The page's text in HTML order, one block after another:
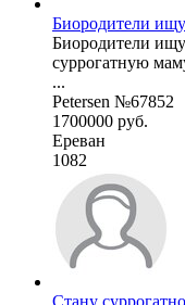
Биородители
Биородители
cуррогатную
...
Petersen №67852
1700000 руб.
Ереван
1082
Стану